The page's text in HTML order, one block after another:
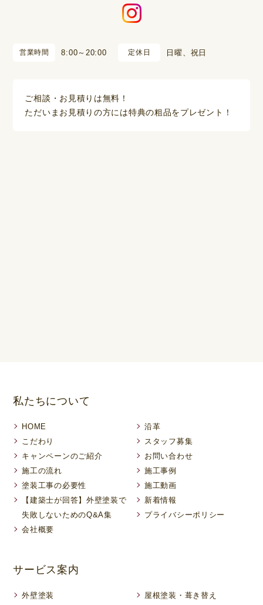
営業時間 8:00～20:00 定休日 日曜、祝日
ご相談・お見積りは無料！
ただいまお見積りの方には特典の粗品をプレゼント！
私たちについて
HOME
こだわり
キャンペーンのご紹介
施工の流れ
塗装工事の必要性
【建築士が回答】外壁塗装で
失敗しないためのQ&A集
会社概要
沿革
スタッフ募集
お問い合わせ
施工事例
施工動画
新着情報
プライバシーポリシー
サービス案内
外壁塗装 屋根塗装・葺き替え